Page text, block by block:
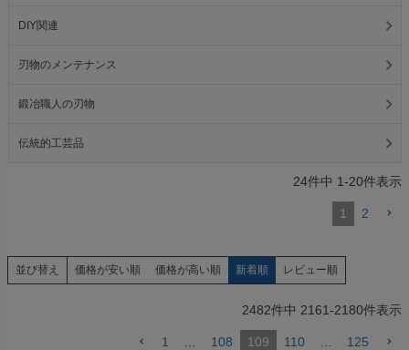
DIY関連
刃物のメンテナンス
鍛冶職人の刃物
伝統的工芸品
24件中 1-20件表示
1 2
並び替え 価格が安い順 価格が高い順 新着順 レビュー順
2482件中 2161-2180件表示
1 108 109 110 125